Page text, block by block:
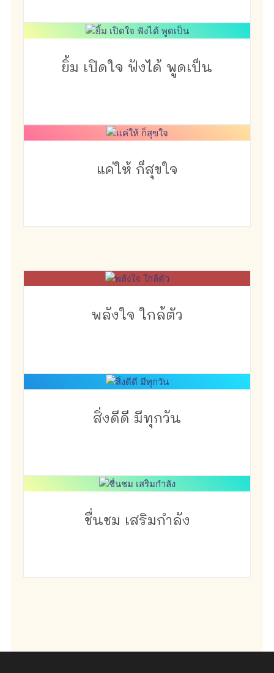
ยิ้ม เปิดใจ ฟังได้ พูดเป็น
แค่ให้ ก็สุขใจ
พลังใจ ใกล้ตัว
สิ่งดีดี มีทุกวัน
ชื่นชม เสริมกำลัง